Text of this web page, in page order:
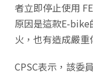
者立即停止使用
原因是這款E-bike
火，也有造成嚴重
CPSC表示，該委